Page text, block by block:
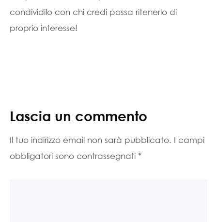
condividilo con chi credi possa ritenerlo di
proprio interesse!
Lascia un commento
Il tuo indirizzo email non sarà pubblicato. I campi
obbligatori sono contrassegnati *